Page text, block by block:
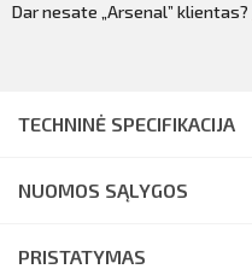
Dar nesate „Arsenal” klientas?
TECHNINĖ SPECIFIKACIJA
NUOMOS SĄLYGOS
PRISTATYMAS